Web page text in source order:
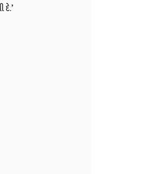
દે.’